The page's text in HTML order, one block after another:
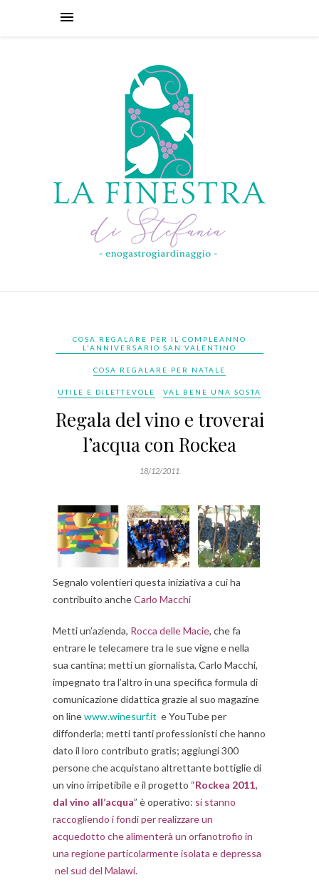
COSA REGALARE PER IL COMPLEANNO
L'ANNIVERSARIO SAN VALENTINO
COSA REGALARE PER NATALE
UTILE E DILETTEVOLE VAL BENE UNA SOSTA
Regala del vino e troverai
l’acqua con Rockea
18/12/2011
Segnalo volentieri questa iniziativa a cui ha
contribuito ancheCarlo Macchi
Metti un’azienda, Rocca delle Macie, che fa
entrare le telecamere tra le sue vigne e nella
sua cantina; metti un giornalista, Carlo Macchi,
impegnato tra l’altro in una specifica formula di
comunicazione didattica grazie al suo magazine
on linewww.winesurf.it e YouTube per
diffonderla; metti tanti professionisti che hanno
dato il loro contributo gratis; aggiungi 300
persone che acquistano altrettante bottiglie di
un vino irripetibile e il progetto “Rockea 2011,
dal vino all’acqua” è operativo: si stanno
raccogliendo i fondi per realizzare un
acquedotto che alimenterà un orfanotrofio in
una regione particolarmente isolata e depressa
nel sud del Malawi.